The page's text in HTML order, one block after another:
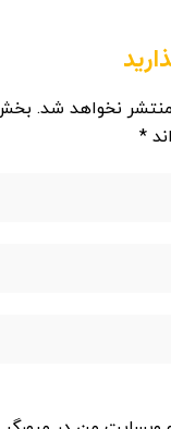
نخواهد شد.
*